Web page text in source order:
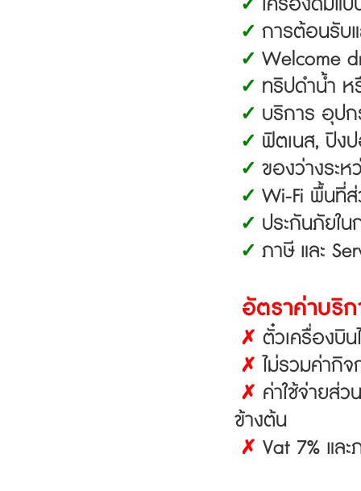
✓ การต้อนรับ
✓ Welcome
✓ ทริปดำน้ำ ห
✓ บริการ อุป
✓ ฟิตเนส, ปิง
✓ ของว่างระ
✓ Wi-Fi พื้นที่
✓ ประกันภัยใน
✓ ภาษี และ
อัตราค่าบริก
✗ ตั๋วเครื่องบิ
✗ ไม่รวมค่ากิจ
✗ ค่าใช้จ่ายส่
ข้างต้น
✗ Vat 7% แล